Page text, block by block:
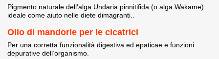
Pigmento naturale dell'alga Undaria pinnitifida (o alga Wakame)
ideale come aiuto nelle diete dimagranti..
Olio di mandorle per le cicatrici
Per una corretta funzionalità digestiva ed epaticae e funzioni
depurative dell’organismo.